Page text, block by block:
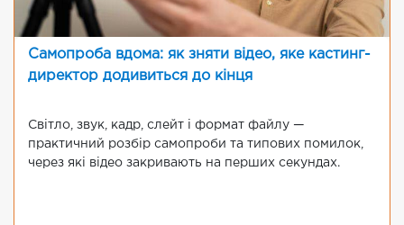
Самопроба вдома: як зняти відео, яке кастинг-
директор додивиться до кінця
Світло, звук, кадр, слейт і формат файлу —
практичний розбір самопроби та типових помилок,
через які відео закривають на перших секундах.